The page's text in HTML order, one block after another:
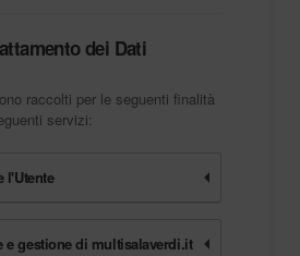
dei Dati
raccolti per le seguenti finalità
servizi:
l'Utente
e gestione di multisalaverdi.it